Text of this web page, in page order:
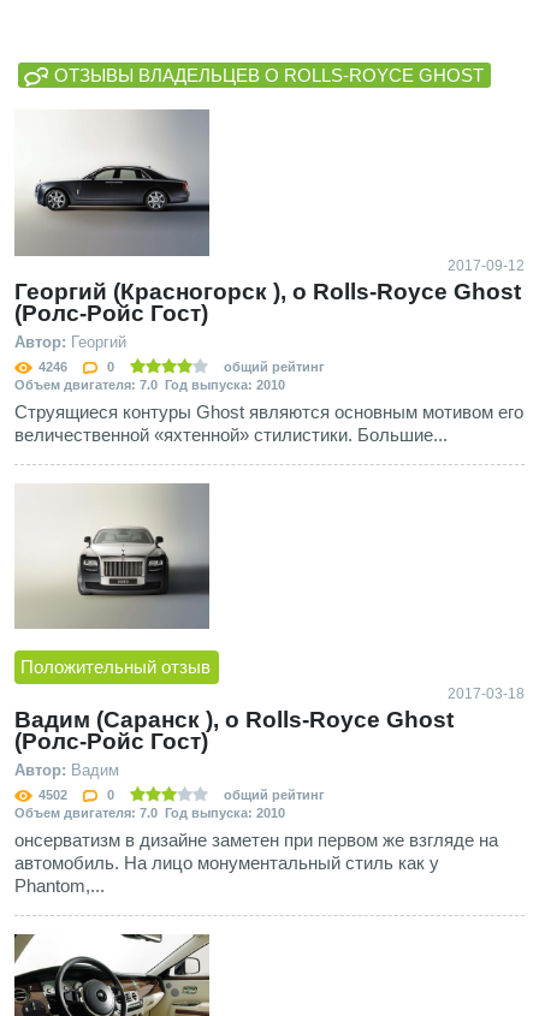
ОТЗЫВЫ ВЛАДЕЛЬЦЕВ О ROLLS-ROYCE GHOST
2017-09-12
Георгий (Красногорск ), о Rolls-Royce Ghost
(Ролс-Ройс Гост)
Автор: Георгий
4246 0
общий рейтинг
Объем двигателя: 7.0 Год выпуска: 2010
Струящиеся контуры Ghost являются основным мотивом его
величественной «яхтенной» стилистики. Большие...
Положительный отзыв
2017-03-18
Вадим (Саранск ), о Rolls-Royce Ghost
(Ролс-Ройс Гост)
Автор: Вадим
4502 0
общий рейтинг
Объем двигателя: 7.0 Год выпуска: 2010
онсерватизм в дизайне заметен при первом же взгляде на
автомобиль. На лицо монументальный стиль как у
Phantom,...